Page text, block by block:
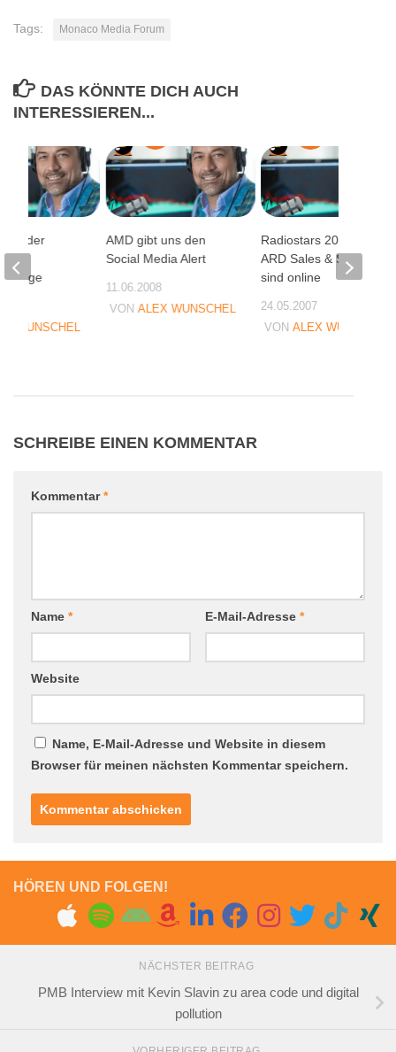
Tags: Monaco Media Forum
DAS KÖNNTE DICH AUCH
INTERESSIEREN...
AMD gibt uns den
Social Media Alert
11.06.2008
VON ALEX WUNSCHEL
Radiostars 2007 der
ARD Sales & Services
sind online
24.05.2007
VONALEX WUNSCHEL
der
WUNSCHEL
SCHREIBE EINEN KOMMENTAR
Kommentar*
Name * E-Mail-Adresse *
Website
Name, E-Mail-Adresse und Website in diesem
Browser für meinen nächsten Kommentar speichern.
HÖREN UND FOLGEN!
NÄCHSTER BEITRAG
PMB Interview mit Kevin Slavin zu area code und digital
pollution